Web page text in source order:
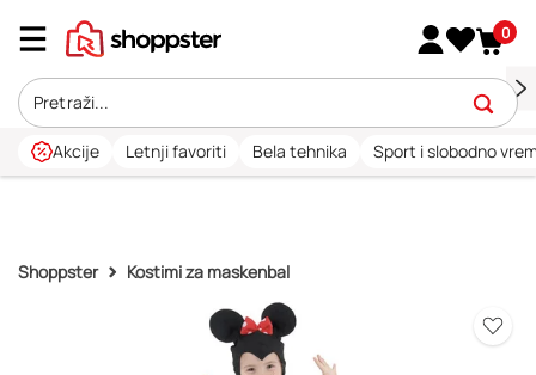
0
Akcije Letnji favoriti Bela tehnika Sport i slobodno
Shoppster Kostimi za maskenbal